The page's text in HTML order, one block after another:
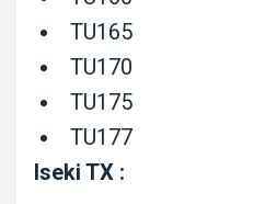
TU165
TU170
TU175
TU177
Iseki TX :